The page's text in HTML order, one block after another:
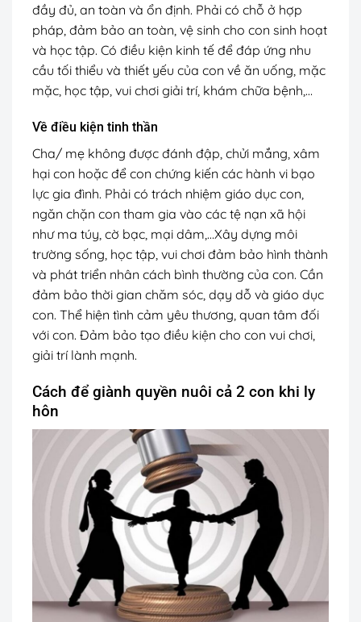
đầy đủ, an toàn và ổn định. Phải có chỗ ở hợp
pháp, đảm bảo an toàn, vệ sinh cho con sinh hoạt
và học tập. Có điều kiện kinh tế để đáp ứng nhu
cầu tối thiểu và thiết yếu của con về ăn uống, mặc
mặc, học tập, vui chơi giải trí, khám chữa bệnh,…
Về điều kiện tinh thần
Cha/ mẹ không được đánh đập, chửi mắng, xâm
hại con hoặc để con chứng kiến các hành vi bạo
lực gia đình. Phải có trách nhiệm giáo dục con,
ngăn chặn con tham gia vào các tệ nạn xã hội
như ma túy, cờ bạc, mại dâm,…Xây dựng môi
trường sống, học tập, vui chơi đảm bảo hình thành
và phát triển nhân cách bình thường của con. Cần
đảm bảo thời gian chăm sóc, dạy dỗ và giáo dục
con. Thể hiện tình cảm yêu thương, quan tâm đối
với con. Đảm bảo tạo điều kiện cho con vui chơi,
giải trí lành mạnh.
Cách để giành quyền nuôi cả 2 con khi ly
hôn